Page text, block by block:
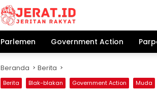
Parlemen Government Action
Beranda Berita
Berita Blak-blakan Government Action Muda